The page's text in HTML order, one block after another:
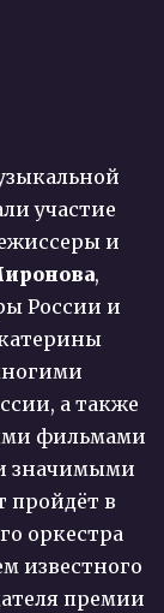
участие
и
,
России и
а также
фильмами
значимыми
пройдёт в
оркестра
известного
премии